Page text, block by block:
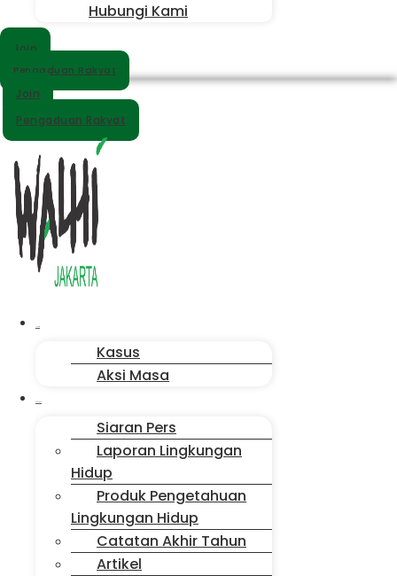
Hubungi Kami
Join
Pengaduan Rakyat
Join
Pengaduan Rakyat
Menu
Kasus
Aksi Masa
Siaran Pers
Laporan Lingkungan
Hidup
Produk Pengetahuan
Lingkungan Hidup
Catatan Akhir Tahun
Artikel